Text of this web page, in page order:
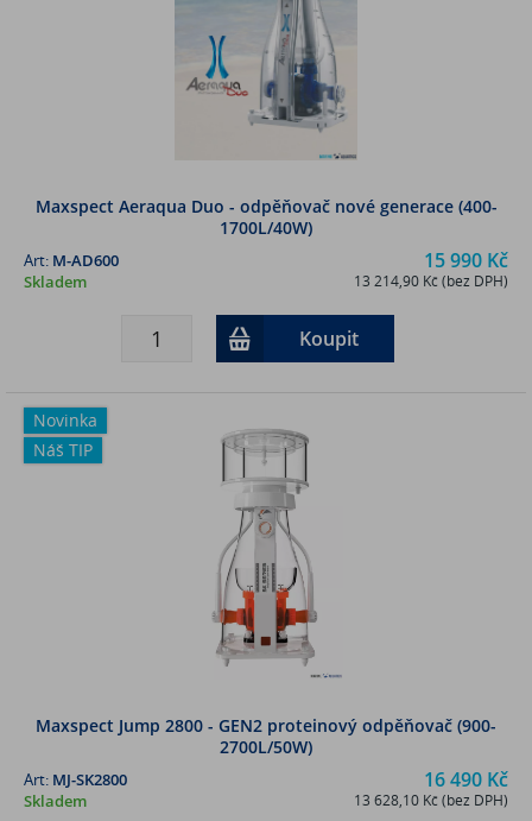
Maxspect Aeraqua Duo - odpěňovač nové generace (400-
1700L/40W)
15 990 Kč
13 214,90 Kč (bez DPH)
Art: M-AD600
Skladem
Koupit
Novinka
Náš TIP
Maxspect Jump 2800 - GEN2 proteinový odpěňovač (900-
2700L/50W)
16 490 Kč
13 628,10 Kč (bez DPH)
Art: MJ-SK2800
Skladem